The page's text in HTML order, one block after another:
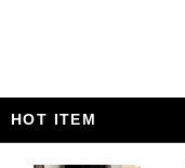
HOT ITEM